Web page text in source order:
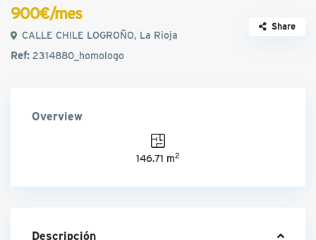
900€/mes
CALLE CHILE LOGROÑO, La Rioja
Ref:2314880_homologo
Share
Overview
146.71 m2
Descripción